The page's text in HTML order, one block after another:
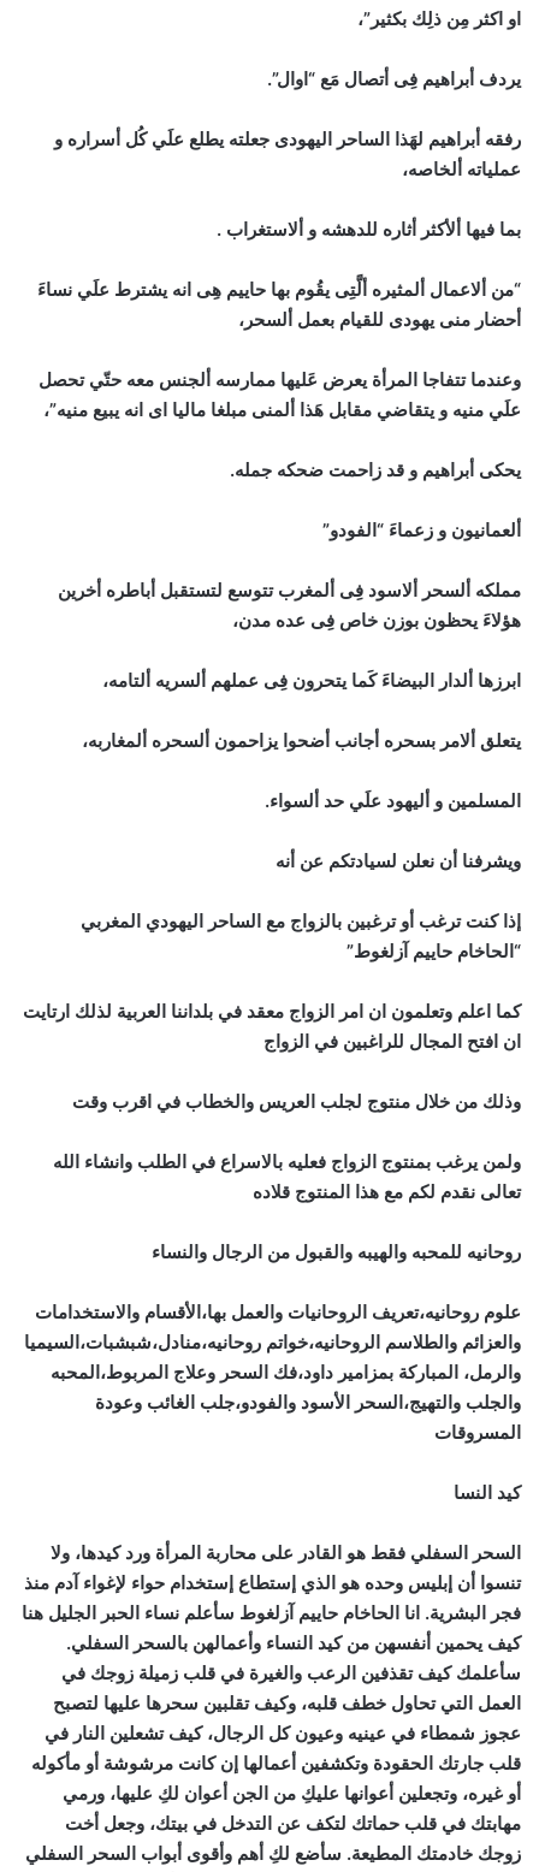
او اكثر مِن ذلِك بكثير”،
يردف أبراهيم فِى أتصال مَع “اوال”.
رفقه أبراهيم لهَذا الساحر اليهودى جعلته يطلع علَي كُل أسراره و
عملياته ألخاصه،
بما فيها ألأكثر أثاره للدهشه و ألاستغراب .
“من ألاعمال ألمثيره ألَّتِى يقُوم بها حاييم هِى انه يشترط علَي نساءَ
أحضار منى يهودى للقيام بعمل ألسحر،
وعندما تتفاجا المرأة يعرض عَليها ممارسه ألجنس معه حتّي تحصل
علَي منيه و يتقاضي مقابل هَذا ألمنى مبلغا ماليا اى انه يبيع منيه”،
يحكى أبراهيم و قد زاحمت ضحكه جمله.
ألعمانيون و زعماءَ “الفودو”
مملكه ألسحر ألاسود فِى ألمغرب تتوسع لتستقبل أباطره أخرين
هؤلاءَ يحظون بوزن خاص فِى عده مدن،
ابرزها ألدار البيضاءَ كَما يتحرون فِى عملهم ألسريه ألتامه،
يتعلق ألامر بسحره أجانب أضحوا يزاحمون ألسحره ألمغاربه،
المسلمين و أليهود علَي حد ألسواء.
ويشرفنا أن نعلن لسيادتكم عن أنه
إذا كنت ترغب أو ترغبين بالزواج مع الساحر اليهودي المغربي
“الحاخام حاييم آزلغوط”
كما اعلم وتعلمون ان امر الزواج معقد في بلداننا العربية لذلك ارتايت
ان افتح المجال للراغبين في الزواج
وذلك من خلال منتوج لجلب العريس والخطاب في اقرب وقت
ولمن يرغب بمنتوج الزواج فعليه بالاسراع في الطلب وانشاء الله
تعالى نقدم لكم مع هذا المنتوج قلاده
روحانيه للمحبه والهيبه والقبول من الرجال والنساء
علوم روحانيه،تعريف الروحانيات والعمل بها،الأقسام والاستخدامات
والعزائم والطلاسم الروحانيه،خواتم روحانيه،منادل،شبشبات،السيميا
والرمل، المباركة بمزامير داود،فك السحر وعلاج المربوط،المحبه
والجلب والتهيج،السحر الأسود والفودو،جلب الغائب وعودة
المسروقات
كيد النسا
السحر السفلي فقط هو القادر على محاربة المرأة ورد كيدها، ولا
تنسوا أن إبليس وحده هو الذي إستطاع إستخدام حواء لإغواء آدم منذ
فجر البشرية. انا الحاخام حاييم آزلغوط سأعلم نساء الحبر الجليل هنا
كيف يحمين أنفسهن من كيد النساء وأعمالهن بالسحر السفلي.
سأعلمك كيف تقذفين الرعب والغيرة في قلب زميلة زوجك في
العمل التي تحاول خطف قلبه، وكيف تقلبين سحرها عليها لتصبح
عجوز شمطاء في عينيه وعيون كل الرجال، كيف تشعلين النار في
قلب جارتك الحقودة وتكشفين أعمالها إن كانت مرشوشة أو مأكوله
أو غيره، وتجعلين أعوانها عليكِ من الجن أعوان لكِ عليها، ورمي
مهابتك في قلب حماتك لتكف عن التدخل في بيتك، وجعل أخت
زوجك خادمتك المطيعة. سأضع لكِ أهم وأقوى أبواب السحر السفلي